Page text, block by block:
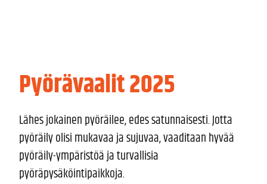
Pyörävaalit 2025
Lähes jokainen pyöräilee, edes satunnaisesti. Jotta
pyöräily olisi mukavaa ja sujuvaa, vaaditaan hyvää
pyöräily-ympäristöä ja turvallisia
pyöräpysäköintipaikkoja.